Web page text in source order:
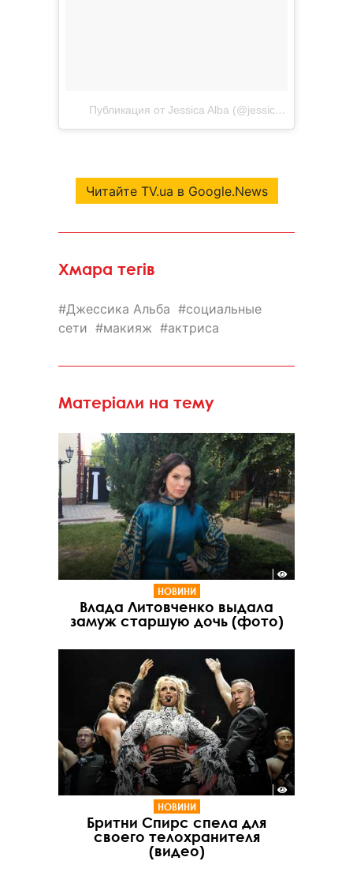
Публикация от Jessica Alba (@jessicaalba)
Читайте TV.ua в Google.News
Хмара тегів
Джессика Альба
социальные
сети
макияж актриса
Матеріали на тему
НОВИНИ
Влада Литовченко выдала
замуж старшую дочь (фото)
НОВИНИ
Бритни Спирс спела для
своего телохранителя
(видео)